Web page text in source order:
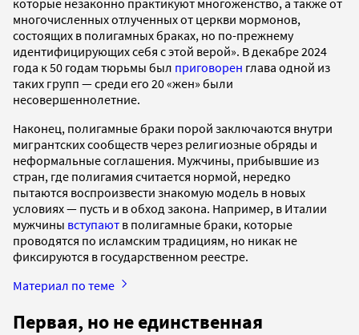
многочисленных отлученных от церкви мормонов,
состоящих в полигамных браках, но по-прежнему
идентифицирующих себя с этой верой». В декабре 2024
года к 50 годам тюрьмы был приговорен глава одной из
таких групп — среди его 20 «жен» были
несовершеннолетние.
Наконец, полигамные браки порой заключаются внутри
мигрантских сообществ через религиозные обряды и
неформальные соглашения. Мужчины, прибывшие из
стран, где полигамия считается нормой, нередко
пытаются воспроизвести знакомую модель в новых
условиях — пусть и в обход закона. Например, в Италии
мужчины вступают в полигамные браки, которые
проводятся по исламским традициям, но никак не
фиксируются в государственном реестре.
Материал по теме
Первая, но не единственная